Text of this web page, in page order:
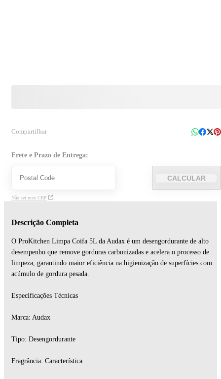
Compartilhar
Frete e Prazo de Entrega:
CALCULAR
Não sei meu CEP
Descrição Completa
O ProKitchen Limpa Coifa 5L da Audax é um desengordurante de alto
desempenho que remove gorduras carbonizadas e acelera o processo de
limpeza, garantindo maior eficiência na higienização de superfícies com
acúmulo de gordura pesada.
Especificações Técnicas
Marca: Audax
Tipo: Desengordurante
Fragrância: Característica